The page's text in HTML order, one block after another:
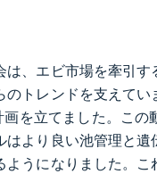
、エビ市場を牽引
トレンドを支えて
を立てました。こ
より良い池管理と
うになりました。